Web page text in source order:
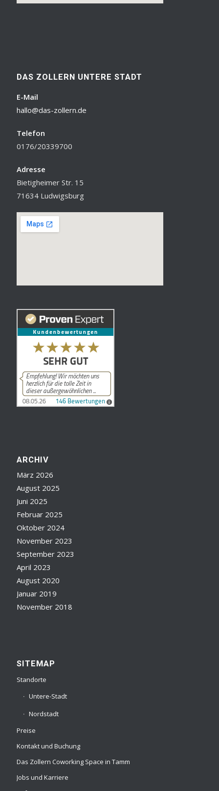
DAS ZOLLERN UNTERE STADT
E-Mail
hallo@das-zollern.de
Telefon
0176/20339700
Adresse
Bietigheimer Str. 15
71634 Ludwigsburg
ARCHIV
März 2026
August 2025
Juni 2025
Februar 2025
Oktober 2024
November 2023
September 2023
April 2023
August 2020
Januar 2019
November 2018
SITEMAP
Standorte
Untere-Stadt
Nordstadt
Preise
Kontakt und Buchung
Das Zollern Coworking Space in Tamm
Jobs und Karriere